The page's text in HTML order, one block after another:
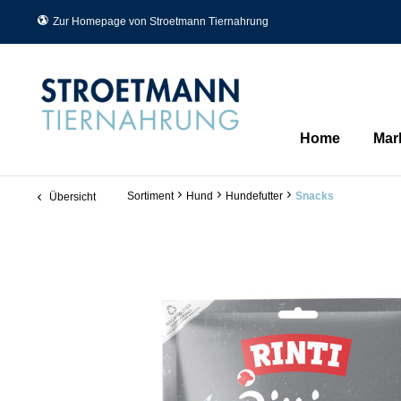
Zur Homepage von Stroetmann Tiernahrung
Home
Übersicht Sortiment Hund Hundefutter Snacks